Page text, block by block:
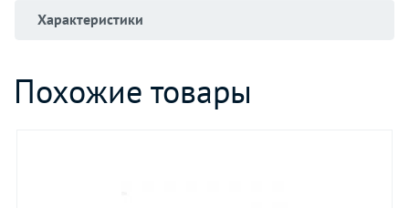
Характеристики
Похожие товары